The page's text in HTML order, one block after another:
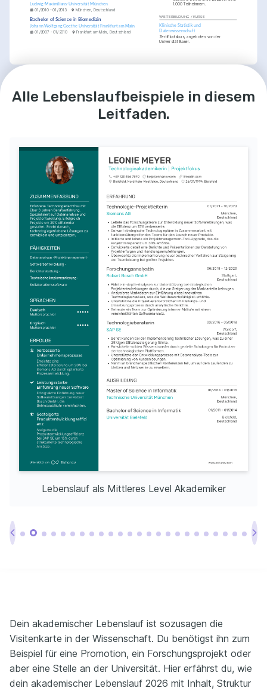
Ludwig-Maximilians-Universität München
01/2010 - 01/2013 München, Deutschland
Bachelor of Science in Biomedizin
Johann Wolfgang Goethe-Universität Frankfurt am Main
01/2007 - 01/2010 Frankfurt am Main, Deutschland
1.000 Teilnehmern.
WEITERBILDUNG / KURSE
Klinische Statistik und
Datenwissenschaft
Zertifikatskurs, angeboten von der
Universität Basel.
Ethische
Gesundheitsforschung
Literatur
Genieße das Lesen und
und moderner Literatur.
Wanderwegen in Deutschland.
Fortgeschrittene Genomik
Spezialisierungskurs von Coursera in
Alle Lebenslaufbeispiele in diesem
Leitfaden.
Lebenslauf als Mittleres Level Akademiker
Dein akademischer Lebenslauf ist sozusagen die
Visitenkarte in der Wissenschaft. Du benötigst ihn zum
Beispiel für eine Promotion, ein Forschungsprojekt oder
aber eine Stelle an der Universität. Hier erfährst du, wie
dein akademischer Lebenslauf 2026 mit Inhalt, Struktur